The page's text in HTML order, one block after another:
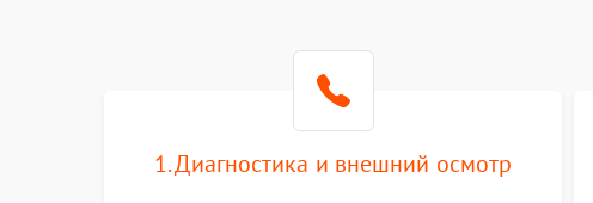
1. Диагностика и внешний осмотр